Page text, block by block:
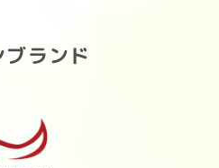
キリ。心を整える落
パク質21g（1食分）
ブランド